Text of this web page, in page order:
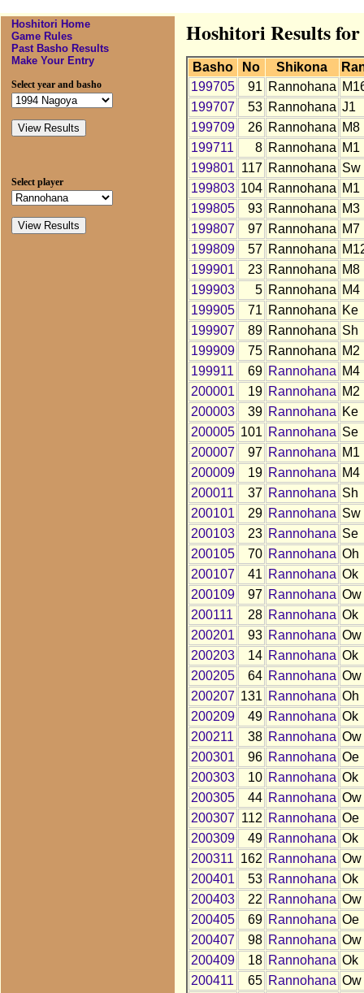
Hoshitori Home
Game Rules
Past Basho Results
Make Your Entry
Select year and basho
Select player
Hoshitori Results for
Basho No Shikona
199705
91 Rannohana
199707
53 Rannohana J1
199709
26 Rannohana M8
199711
8 Rannohana M1
199801 117 Rannohana Sw
199803 104 Rannohana M1
199805
93 Rannohana M3
199807
97 Rannohana M7
199809
57 Rannohana
199901
23 Rannohana M8
199903
5 Rannohana M4
199905
71 Rannohana Ke
199907
89 Rannohana Sh
199909
75 Rannohana M2
199911
69 Rannohana M4
200001
19 Rannohana M2
200003
39 Rannohana Ke
200005 101 Rannohana Se
200007
97 Rannohana M1
200009
19 Rannohana M4
200011
37 Rannohana Sh
200101
29 Rannohana Sw
200103
23 Rannohana Se
200105
70 Rannohana Oh
200107
41 Rannohana Ok
200109
97 Rannohana Ow
200111
28 Rannohana Ok
200201
93 Rannohana Ow
200203
14 Rannohana Ok
200205
64 Rannohana Ow
200207 131 Rannohana Oh
200209
49 Rannohana Ok
200211
38 Rannohana Ow
200301
96 Rannohana Oe
200303
10 Rannohana Ok
200305
44 Rannohana Ow
200307 112 Rannohana Oe
200309
49 Rannohana Ok
200311 162 Rannohana Ow
200401
53 Rannohana Ok
200403
22 Rannohana Ow
200405
69 Rannohana Oe
200407
98 Rannohana Ow
200409
18 Rannohana Ok
200411
65 Rannohana Ow